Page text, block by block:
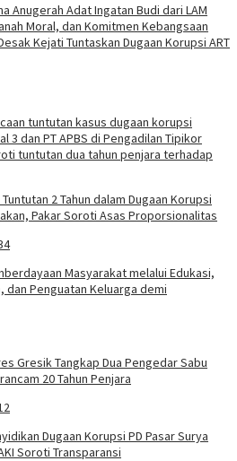
Anugerah Adat Ingatan Budi dari LAM
Moral, dan Komitmen Kebangsaan
Kejati Tuntaskan Dugaan Korupsi ART
2 Tahun dalam Dugaan Korupsi
Pakar Soroti Asas Proporsionalitas
Masyarakat melalui Edukasi,
dan Penguatan Keluarga demi
Gresik Tangkap Dua Pengedar Sabu
20 Tahun Penjara
Dugaan Korupsi PD Pasar Surya
Soroti Transparansi